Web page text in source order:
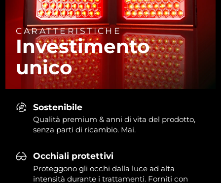
CARATTERISTICHE
Investimento
unico
Sostenibile
Qualità premium & anni di vita del prodotto,
senza parti di ricambio. Mai.
Occhiali protettivi
Proteggono gli occhi dalla luce ad alta
intensità durante i trattamenti. Forniti con